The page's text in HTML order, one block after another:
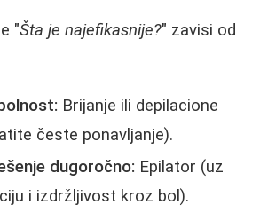
"Šta je najefikasnije?" zavisi od
Brijanje ili depilacione
česte ponavljanje).
dugoročno: Epilator (uz
i izdržljivost kroz bol).